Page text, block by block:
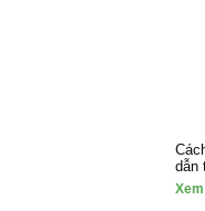
dẫn